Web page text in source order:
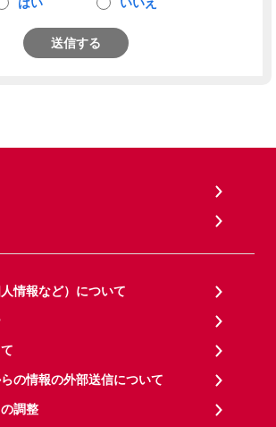
送信する
情報など）について
の情報の外部送信について
調整